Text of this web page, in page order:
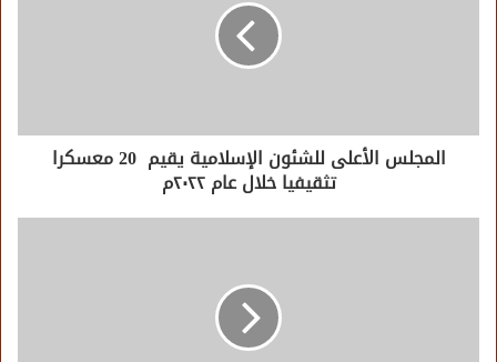
المجلس الأعلى للشئون الإسلامية يقيم 20 معسكرا
تثقيفيا خلال عام ٢٠٢٢م